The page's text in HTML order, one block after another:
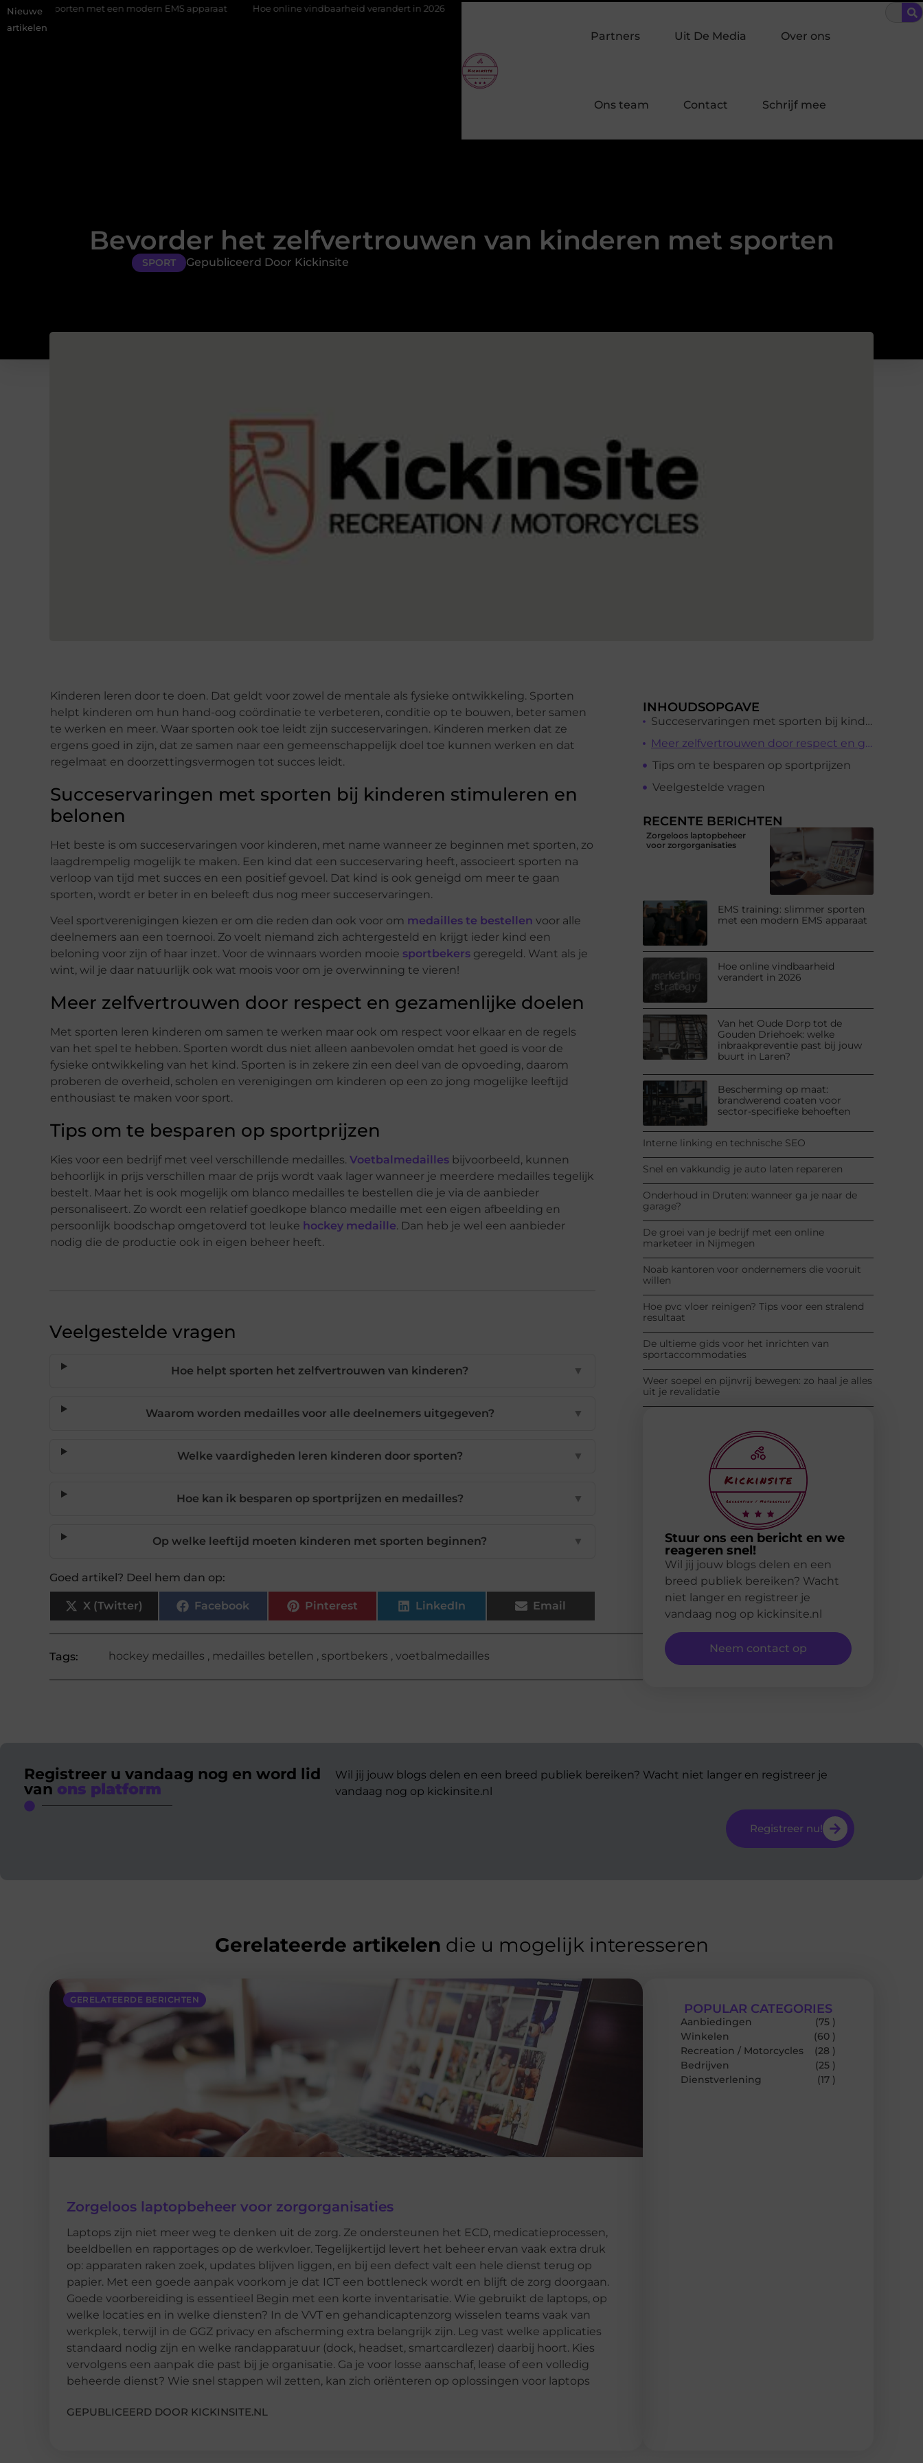
Nieuwe
artikelen
met een modern EMS apparaat Hoe online vindbaarheid verandert in 2026 Van het Oude Dorp tot de Gouden Driehoek: welke inbraakpreventie past bij jouw buurt in Laren?
Partners Uit De Media Over ons
Ons team Contact Schrijf mee
Bevorder het zelfvertrouwen van kinderen met sporten
SPORT Gepubliceerd Door Kickinsite
Kinderen leren door te doen. Dat geldt voor zowel de mentale als fysieke ontwikkeling. Sporten
helpt kinderen om hun hand-oog coördinatie te verbeteren, conditie op te bouwen, beter samen
te werken en meer. Waar sporten ook toe leidt zijn succeservaringen. Kinderen merken dat ze
ergens goed in zijn, dat ze samen naar een gemeenschappelijk doel toe kunnen werken en dat
regelmaat en doorzettingsvermogen tot succes leidt.
Succeservaringen met sporten bij kinderen stimuleren en
belonen
Het beste is om succeservaringen voor kinderen, met name wanneer ze beginnen met sporten, zo
laagdrempelig mogelijk te maken. Een kind dat een succeservaring heeft, associeert sporten na
verloop van tijd met succes en een positief gevoel. Dat kind is ook geneigd om meer te gaan
sporten, wordt er beter in en beleeft dus nog meer succeservaringen.
Veel sportverenigingen kiezen er om die reden dan ook voor om medailles te bestellen voor alle
deelnemers aan een toernooi. Zo voelt niemand zich achtergesteld en krijgt ieder kind een
beloning voor zijn of haar inzet. Voor de winnaars worden mooie sportbekers geregeld. Want als je
wint, wil je daar natuurlijk ook wat moois voor om je overwinning te vieren!
Meer zelfvertrouwen door respect en gezamenlijke doelen
Met sporten leren kinderen om samen te werken maar ook om respect voor elkaar en de regels
van het spel te hebben. Sporten wordt dus niet alleen aanbevolen omdat het goed is voor de
fysieke ontwikkeling van het kind. Sporten is in zekere zin een deel van de opvoeding, daarom
proberen de overheid, scholen en verenigingen om kinderen op een zo jong mogelijke leeftijd
enthousiast te maken voor sport.
Tips om te besparen op sportprijzen
Kies voor een bedrijf met veel verschillende medailles. Voetbalmedailles bijvoorbeeld, kunnen
behoorlijk in prijs verschillen maar de prijs wordt vaak lager wanneer je meerdere medailles tegelijk
bestelt. Maar het is ook mogelijk om blanco medailles te bestellen die je via de aanbieder
personaliseert. Zo wordt een relatief goedkope blanco medaille met een eigen afbeelding en
persoonlijk boodschap omgetoverd tot leuke hockey medaille. Dan heb je wel een aanbieder
nodig die de productie ook in eigen beheer heeft.
Veelgestelde vragen
Hoe helpt sporten het zelfvertrouwen van kinderen? ▼
Waarom worden medailles voor alle deelnemers uitgegeven? ▼
Welke vaardigheden leren kinderen door sporten? ▼
Hoe kan ik besparen op sportprijzen en medailles? ▼
Op welke leeftijd moeten kinderen met sporten beginnen? ▼
Goed artikel? Deel hem dan op:
X (Twitter) Facebook Pinterest LinkedIn Email
Tags: hockey medailles , medailles betellen , sportbekers ,voetbalmedailles
INHOUDSOPGAVE
Succeservaringen met sporten bij kinderen stimuleren en belonen
Meer zelfvertrouwen door respect en gezamenlijke doelen
Tips om te besparen op sportprijzen
Veelgestelde vragen
RECENTE BERICHTEN
Zorgeloos laptopbeheer
voor zorgorganisaties
EMS training: slimmer sporten
met een modern EMS apparaat
Hoe online vindbaarheid
verandert in 2026
Van het Oude Dorp tot de
Gouden Driehoek: welke
inbraakpreventie past bij jouw
buurt in Laren?
Bescherming op maat:
brandwerend coaten voor
sector-specifieke behoeften
Interne linking en technische SEO
Snel en vakkundig je auto laten repareren
Onderhoud in Druten: wanneer ga je naar de
garage?
De groei van je bedrijf met een online
marketeer in Nijmegen
Noab kantoren voor ondernemers die vooruit
willen
Hoe pvc vloer reinigen? Tips voor een stralend
resultaat
De ultieme gids voor het inrichten van
sportaccommodaties
Weer soepel en pijnvrij bewegen: zo haal je alles
uit je revalidatie
Stuur ons een bericht en we
reageren snel!
Wil jij jouw blogs delen en een
breed publiek bereiken? Wacht
niet langer en registreer je
vandaag nog op kickinsite.nl
Neem contact op
Registreer u vandaag nog en word lid
van ons platform
Wil jij jouw blogs delen en een breed publiek bereiken? Wacht niet langer en registreer je
vandaag nog op kickinsite.nl
Registreer nu!
Gerelateerde artikelen die u mogelijk interesseren
GERELATEERDE BERICHTEN
Zorgeloos laptopbeheer voor zorgorganisaties
Laptops zijn niet meer weg te denken uit de zorg. Ze ondersteunen het ECD, medicatieprocessen,
beeldbellen en rapportages op de werkvloer. Tegelijkertijd levert het beheer ervan vaak extra druk
op: apparaten raken zoek, updates blijven liggen, en bij een defect valt een hele dienst terug op
papier. Met een goede aanpak voorkom je dat ICT een bottleneck wordt en blijft de zorg doorgaan.
Goede voorbereiding is essentieel Begin met een korte inventarisatie. Wie gebruikt de laptops, op
welke locaties en in welke diensten? In de VVT en gehandicaptenzorg wisselen teams vaak van
werkplek, terwijl in de GGZ privacy en afscherming extra belangrijk zijn. Leg vast welke applicaties
standaard nodig zijn en welke randapparatuur (dock, headset, smartcardlezer) daarbij hoort. Kies
vervolgens een aanpak die past bij je organisatie. Ga je voor losse aanschaf, lease of een volledig
beheerde dienst? Wie snel stappen wil zetten, kan zich oriënteren op oplossingen voor laptops
GEPUBLICEERD DOOR KICKINSITE.NL
POPULAR CATEGORIES
Aanbiedingen
(75 )
Winkelen
(60 )
Recreation / Motorcycles
(28 )
Bedrijven
(25 )
Dienstverlening
(17 )